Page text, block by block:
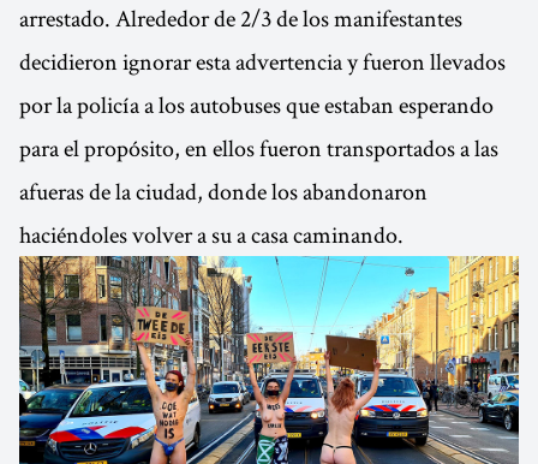
arrestado. Alrededor de 2/3 de los manifestantes
decidieron ignorar esta advertencia y fueron llevados
por la policía a los autobuses que estaban esperando
para el propósito, en ellos fueron transportados a las
afueras de la ciudad, donde los abandonaron
haciéndoles volver a su a casa caminando.